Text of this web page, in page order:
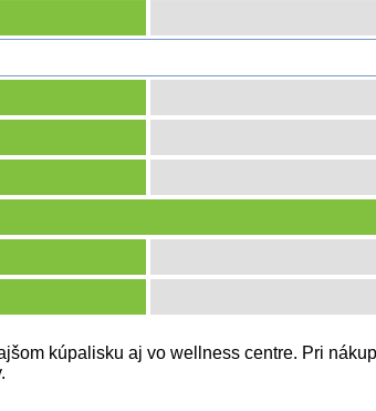
kúpalisku aj vo wellness centre. Pri